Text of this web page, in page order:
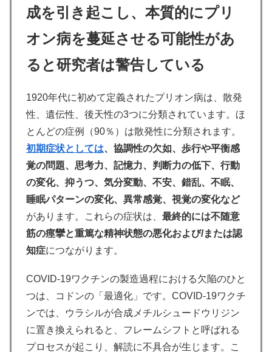
成を引き起こし、本質的にプリ
オン病を蔓延させる可能性があ
ると研究者は警告している
1920年代に初めて定義されたプリオン病は、散発
性、遺伝性、後天性の3つに分類されています。ほ
とんどの症例（90％）は散発性に分類されます。
初期症状としては、協調性の欠如、歩行や平衡感
覚の問題、思考力、記憶力、判断力の低下、行動
の変化、抑うつ、気分変動、不安、錯乱、不眠、
睡眠パターンの変化、異常感覚、視覚の変化など
があります。これらの症状は、 最終的には不随意
筋の痙攣と重篤な精神状態の悪化および/または認
知症につながります。
COVID-19ワクチンの製造過程における欠陥のひと
つは、コドンの「最適化」です。COVID-19ワクチ
ンでは、ウラシルが合成メチルシュードウリジン
に置き換えられると、フレームシフトと呼ばれる
プロセスが起こり、解読に不具合が生じます。こ